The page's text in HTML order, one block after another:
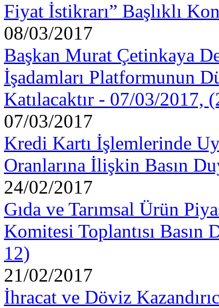
Fiyat İstikrarı” Başlıklı
08/03/2017
Başkan Murat Çetinkaya
İşadamları Platformunun
Katılacaktır - 07/03/2017,
07/03/2017
Kredi Kartı İşlemlerinde
Oranlarına İlişkin Basın
24/02/2017
Gıda ve Tarımsal Ürün
Komitesi Toplantısı
12)
21/02/2017
İhracat ve Döviz